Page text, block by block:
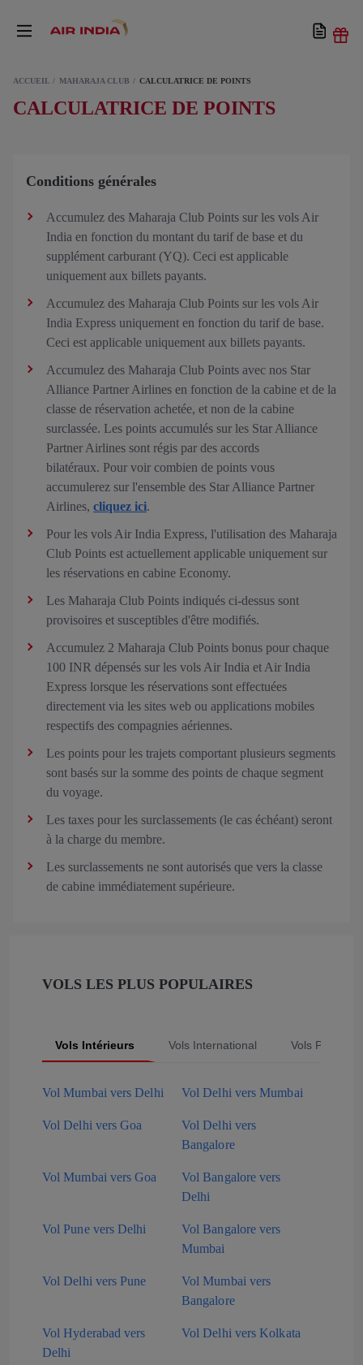
ACCUEIL MAHARAJA CLUB CALCULATRICE DE POINTS
CALCULATRICE DE POINTS
Conditions générales
Accumulez des Maharaja Club Points sur les vols Air
India en fonction du montant du tarif de base et du
supplément carburant (YQ). Ceci est applicable
uniquement aux billets payants.
Accumulez des Maharaja Club Points sur les vols Air
India Express uniquement en fonction du tarif de base.
Ceci est applicable uniquement aux billets payants.
Accumulez des Maharaja Club Points avec nos Star
Alliance Partner Airlines en fonction de la cabine et de la
classe de réservation achetée, et non de la cabine
surclassée. Les points accumulés sur les Star Alliance
Partner Airlines sont régis par des accords
bilatéraux. Pour voir combien de points vous
accumulerez sur l'ensemble des Star Alliance Partner
Airlines, cliquez ici.
Pour les vols Air India Express, l'utilisation des Maharaja
Club Points est actuellement applicable uniquement sur
les réservations en cabine Economy.
Les Maharaja Club Points indiqués ci-dessus sont
provisoires et susceptibles d'être modifiés.
Accumulez 2 Maharaja Club Points bonus pour chaque
100 INR dépensés sur les vols Air India et Air India
Express lorsque les réservations sont effectuées
directement via les sites web ou applications mobiles
respectifs des compagnies aériennes.
Les points pour les trajets comportant plusieurs segments
sont basés sur la somme des points de chaque segment
du voyage.
Les taxes pour les surclassements (le cas échéant) seront
à la charge du membre.
Les surclassements ne sont autorisés que vers la classe
de cabine immédiatement supérieure.
VOLS LES PLUS POPULAIRES
Vols Intérieurs Vols International Vols
Vol Mumbai vers Delhi Vol Delhi vers Mumbai
Vol Delhi vers Goa
Vol Delhi vers
Bangalore
Vol Mumbai vers Goa
Vol Bangalore vers
Delhi
Vol Pune vers Delhi
Vol Bangalore vers
Mumbai
Vol Delhi vers Pune
Vol Mumbai vers
Bangalore
Vol Hyderabad vers
Delhi
Vol Delhi vers Kolkata